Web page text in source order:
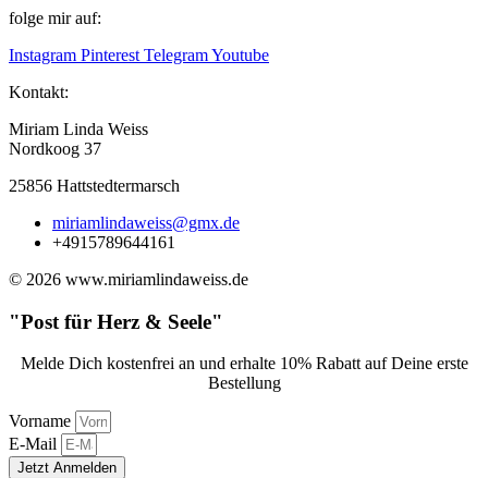
folge mir auf:
Instagram Pinterest TelegramYoutube
Kontakt:
Miriam Linda Weiss
Nordkoog 37
25856 Hattstedtermarsch
miriamlindaweiss@gmx.de
+4915789644161
© 2026 www.miriamlindaweiss.de
"Post für Herz & Seele"
Melde Dich kostenfrei an und erhalte 10% Rabatt auf Deine erste
Bestellung
Vorname
E-Mail
Jetzt Anmelden